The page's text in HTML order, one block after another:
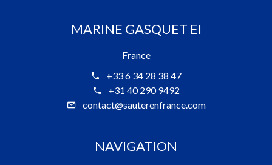
MARINE GASQUET EI
France
+33 6 34 28 38 47
+31 40 290 9492
contact@sauterenfrance.com
NAVIGATION